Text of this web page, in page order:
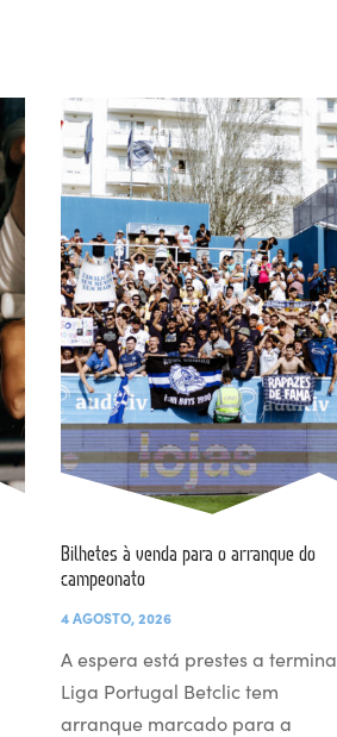
Bilhetes à venda para o arranque do
campeonato
4 AGOSTO, 2026
A espera está prestes a
Liga Portugal Betclic tem
arranque marcado para a